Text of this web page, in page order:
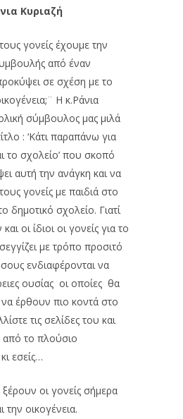
Κυριαζή
γονείς έχουμε την
από έναν
σε σχέση με το
Η κ.Ράνια
σύμβουλος μας μιλά
: ‘Κάτι παραπάνω για
το σχολείο’ που σκοπό
αυτή την ανάγκη και να
γονείς με παιδιά στο
δημοτικό σχολείο. Γιατί
οι ίδιοι οι γονείς για το
με τρόπο προσιτό
ενδιαφέρονται να
ουσίας οι οποίες θα
έρθουν πιο κοντά στο
τις σελίδες του και
από το πλούσιο
εσείς…
ξέρουν οι γονείς σήμερα
την οικογένεια.